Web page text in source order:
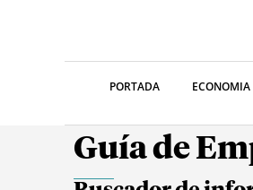
PORTADA ECONOMIA
Guía de